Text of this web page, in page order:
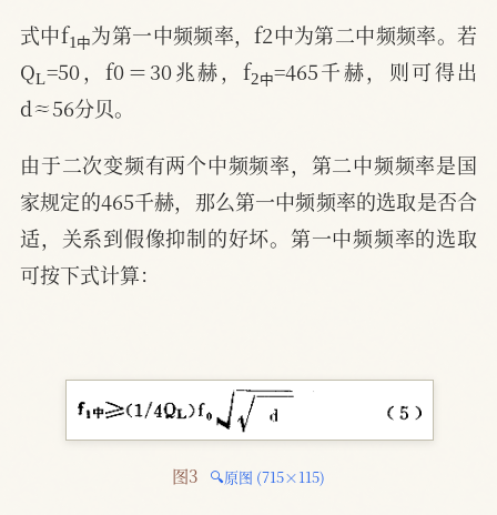
式中f 中
1中 为第一中频频率，f2中为第二中频频率。若
QL=50，f0＝30兆赫，f 中
2
中=465千赫，则可得出
d≈56分贝。
由于二次变频有两个中频频率，第二中频频率是国
家规定的465千赫，那么第一中频频率的选取是否合
适，关系到假像抑制的好坏。第一中频频率的选取
可按下式计算：
图3 🔍原图 (715×115)